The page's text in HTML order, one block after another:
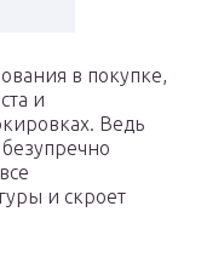
в покупке,
и
Ведь
и скроет